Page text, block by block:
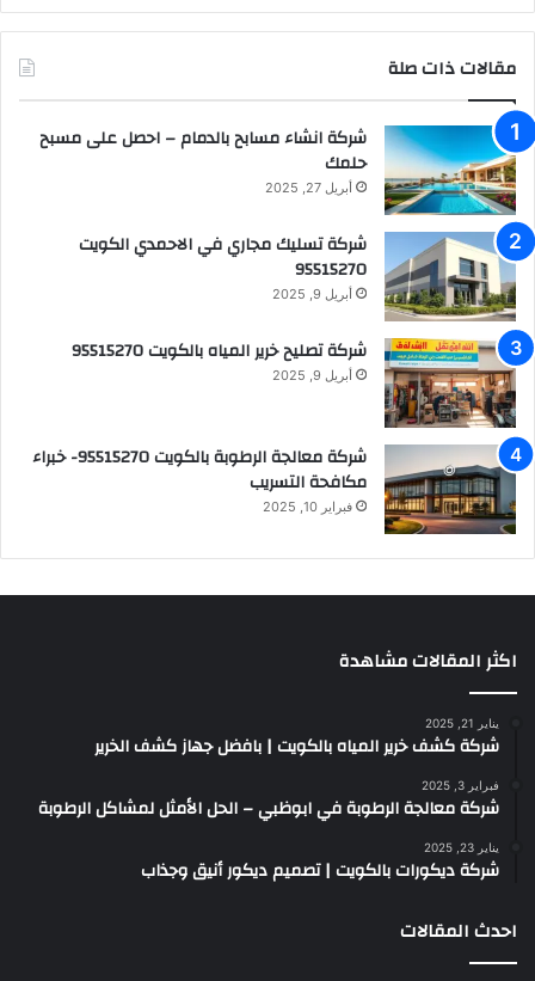
مقالات ذات صلة
شركة انشاء مسابح بالدمام – احصل على مسبح
حلمك
أبريل 27, 2025
شركة تسليك مجاري في الاحمدي الكويت
95515270
أبريل 9, 2025
شركة تصليح خرير المياه بالكويت 95515270
أبريل 9, 2025
شركة معالجة الرطوبة بالكويت 95515270- خبراء
مكافحة التسريب
فبراير 10, 2025
اكثر المقالات مشاهدة
يناير 21, 2025
شركة كشف خرير المياه بالكويت | بافضل جهاز كشف الخرير
فبراير 3, 2025
شركة معالجة الرطوبة في ابوظبي – الحل الأمثل لمشاكل الرطوبة
يناير 23, 2025
شركة ديكورات بالكويت | تصميم ديكور أنيق وجذاب
احدث المقالات